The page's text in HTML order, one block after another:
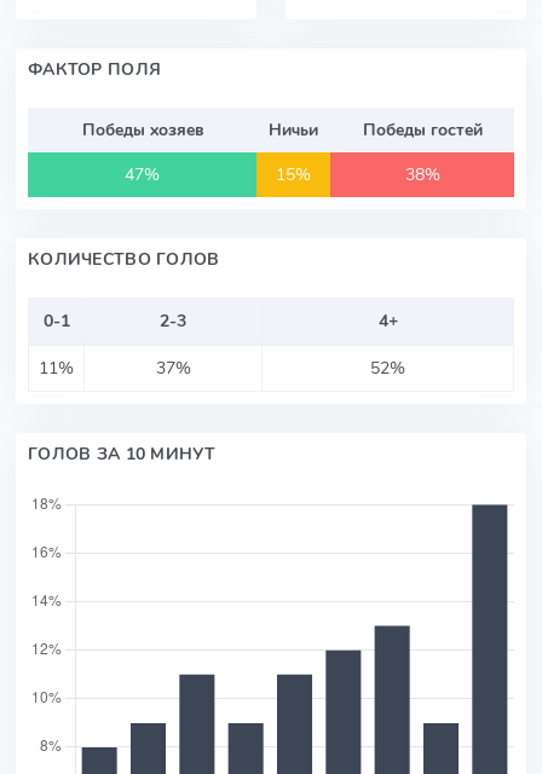
ФАКТОР ПОЛЯ
Победы хозяев Ничьи
Победы гостей
47%
15% 38%
КОЛИЧЕСТВО ГОЛОВ
0-1 2-3
4+
11%
37% 52%
ГОЛОВ ЗА 10 МИНУТ